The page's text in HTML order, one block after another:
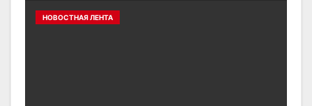
НОВОСТНАЯ ЛЕНТА